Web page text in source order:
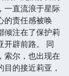
直流浪于星际
的责任感被唤
倾注在了保护莉
开辟前路。 同
索尔，也出现在
的接近莉亚，